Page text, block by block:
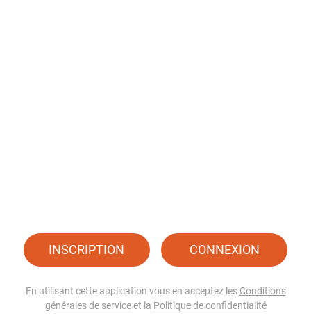
INSCRIPTION CONNEXION
En utilisant cette application vous en acceptez les Conditions
générales de serviceet la Politique de confidentialité